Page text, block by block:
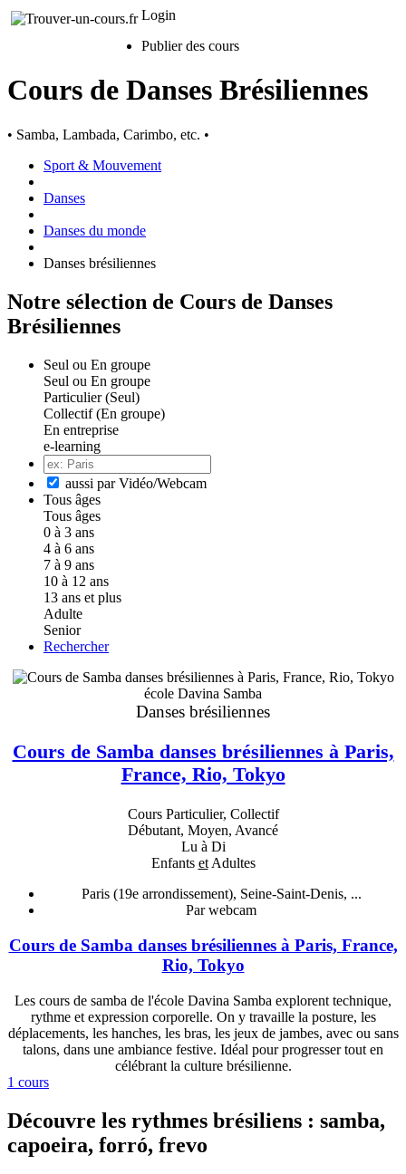
Login
Publier des cours
Cours de Danses Brésiliennes
• Samba, Lambada, Carimbo, etc. •
Sport & Mouvement
Danses
Danses du monde
Danses brésiliennes
Notre sélection de Cours de Danses
Brésiliennes
Seul ou En groupe
Seul ou En groupe
Particulier (Seul)
Collectif (En groupe)
En entreprise
e-learning
aussi par Vidéo/Webcam
Tous âges
Tous âges
0 à 3 ans
4 à 6 ans
7 à 9 ans
10 à 12 ans
13 ans et plus
Adulte
Senior
Rechercher
école Davina Samba
Danses brésiliennes
Cours de Samba danses brésiliennes à Paris,
France, Rio, Tokyo
Cours Particulier, Collectif
Débutant, Moyen, Avancé
Lu à Di
Enfants etAdultes
Paris (19e arrondissement), Seine-Saint-Denis, ...
Par webcam
Cours de Samba danses brésiliennes à Paris, France,
Rio, Tokyo
Les cours de samba de l'école Davina Samba explorent technique,
rythme et expression corporelle. On y travaille la posture, les
déplacements, les hanches, les bras, les jeux de jambes, avec ou sans
talons, dans une ambiance festive. Idéal pour progresser tout en
célébrant la culture brésilienne.
1 cours
Découvre les rythmes brésiliens : samba,
capoeira, forró, frevo